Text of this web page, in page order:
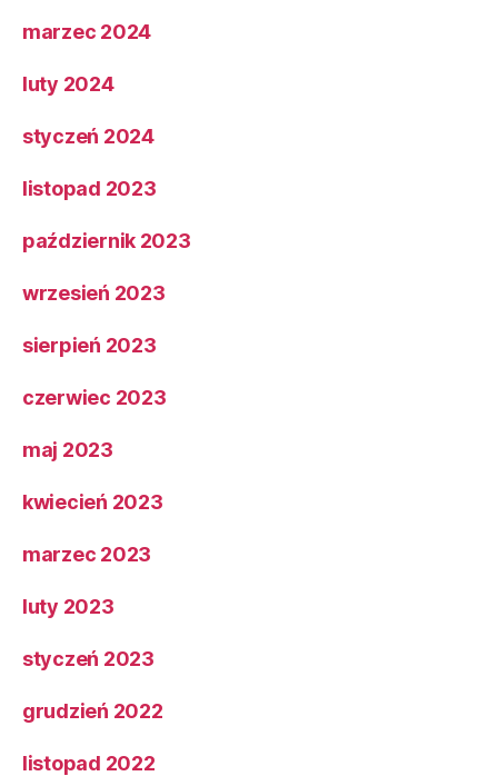
marzec 2024
luty 2024
styczeń 2024
listopad 2023
październik 2023
wrzesień 2023
sierpień 2023
czerwiec 2023
maj 2023
kwiecień 2023
marzec 2023
luty 2023
styczeń 2023
grudzień 2022
listopad 2022